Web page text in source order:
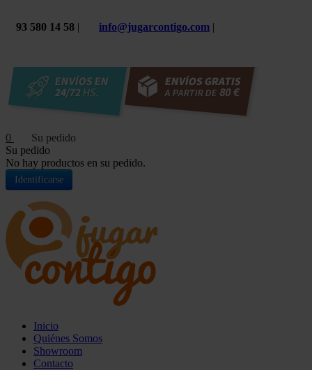
93 580 14 58 | info@jugarcontigo.com |
0
Su pedido
No hay productos en su pedido.
Identificarse
Inicio
Quiénes Somos
Showroom
Contacto